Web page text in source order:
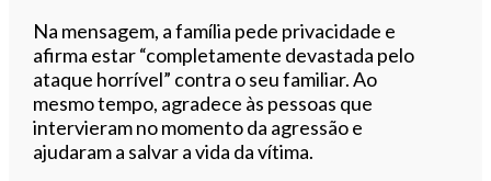
Na mensagem, a família pede privacidade e
afirma estar “completamente devastada pelo
ataque horrível” contra o seu familiar. Ao
mesmo tempo, agradece às pessoas que
intervieram no momento da agressão e
ajudaram a salvar a vida da vítima.